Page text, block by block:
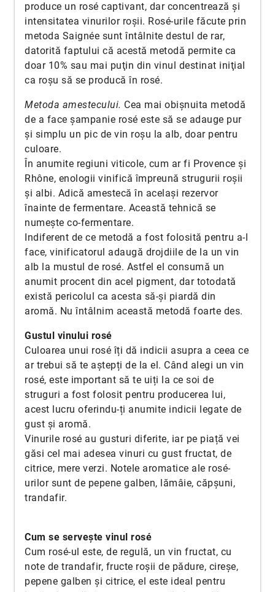
produce un rosé captivant, dar concentrează şi
intensitatea vinurilor roşii. Rosé-urile făcute prin
metoda Saignée sunt întâlnite destul de rar,
datorită faptului că acestă metodă permite ca
doar 10% sau mai puţin din vinul destinat iniţial
ca roşu să se producă în rosé.
Metoda amestecului. Cea mai obișnuita metodă
de a face şampanie rosé este să se adauge pur
şi simplu un pic de vin roşu la alb, doar pentru
culoare.
În anumite regiuni viticole, cum ar fi Provence şi
Rhône, enologii vinifică împreună strugurii roşii
şi albi. Adică amestecă în acelaşi rezervor
înainte de fermentare. Această tehnică se
numeşte co-fermentare.
Indiferent de ce metodă a fost folosită pentru a-l
face, vinificatorul adaugă drojdiile de la un vin
alb la mustul de rosé. Astfel el consumă un
anumit procent din acel pigment, dar totodată
există pericolul ca acesta să-şi piardă din
aromă. Nu întâlnim această metodă foarte des.
Gustul vinului rosé
Culoarea unui rosé îți dă indicii asupra a ceea ce
ar trebui să te aștepți de la el. Când alegi un vin
rosé, este important să te uiți la ce soi de
struguri a fost folosit pentru producerea lui,
acest lucru oferindu-ți anumite indicii legate de
gust și aromă.
Vinurile rosé au gusturi diferite, iar pe piață vei
găsi cel mai adesea vinuri cu gust fructat, de
citrice, mere verzi. Notele aromatice ale rosé-
urilor sunt de pepene galben, lămâie, căpșuni,
trandafir.
Cum se serveşte vinul rosé
Cum rosé-ul este, de regulă, un vin fructat, cu
note de trandafir, fructe roşii de pădure, cireșe,
pepene galben și citrice, el este ideal pentru